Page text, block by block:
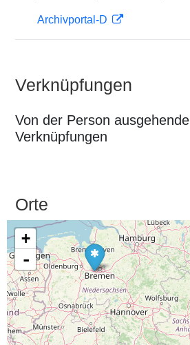
Archivportal-D
Verknüpfungen
Von der Person ausgehende
Verknüpfungen
Orte
+
-